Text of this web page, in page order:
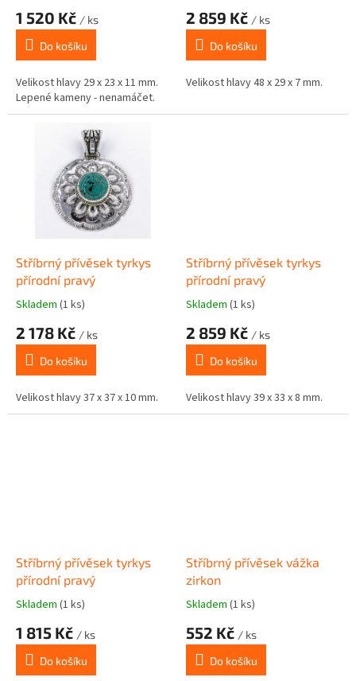
1 520 Kč / ks
Do košíku
Velikost hlavy 29 x 23 x 11 mm.
Lepené kameny - nenamáčet.
2 859 Kč / ks
Do košíku
Velikost hlavy 48 x 29 x 7 mm.
Stříbrný přívěsek tyrkys
přírodní pravý
Skladem (1 ks)
2 178 Kč / ks
Do košíku
Velikost hlavy 37 x 37 x 10 mm.
Stříbrný přívěsek tyrkys
přírodní pravý
Skladem (1 ks)
2 859 Kč / ks
Do košíku
Velikost hlavy 39 x 33 x 8 mm.
Stříbrný přívěsek tyrkys
přírodní pravý
Skladem (1 ks)
1 815 Kč / ks
Do košíku
Stříbrný přívěsek vážka
zirkon
Skladem (1 ks)
552 Kč / ks
Do košíku